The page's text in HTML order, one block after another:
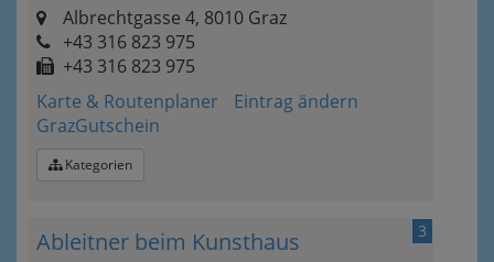
Albrechtgasse 4, 8010 Graz
+43 316 823 975
+43 316 823 975
Karte & Routenplaner
Eintrag ändern
GrazGutschein
Kategorien
3
Ableitner beim Kunsthaus